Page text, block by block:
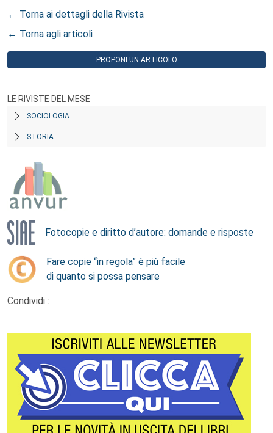
← Torna ai dettagli della Rivista
← Torna agli articoli
PROPONI UN ARTICOLO
LE RIVISTE DEL MESE
SOCIOLOGIA
STORIA
Fotocopie e diritto d’autore: domande e risposte
Fare copie “in regola” è più facile
di quanto si possa pensare
Condividi :